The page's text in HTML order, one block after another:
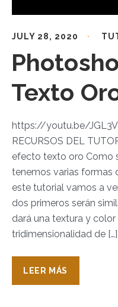
JULY 28, 2020
Texto
https://youtu.be/
RECURSOS DEL
efecto texto oro Como
tenemos varias formas
este tutorial vamos a
dos primeros serán
dará una textura y color
tridimensionalidad de […]
LEER MÁS